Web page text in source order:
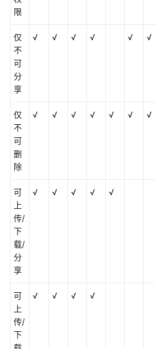
间
API
参
问
题
视
频
帮
文
档
限
仅
不
可
分
享
√ √ √ √ √ √
仅
不
可
删
除
√ √ √ √ √ √ √
可
上
传/
下
载/
分
享
√ √ √ √ √
可
上
传/
下
√ √ √ √